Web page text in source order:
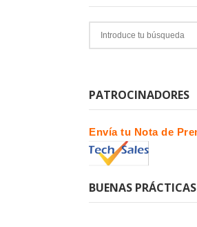
PATROCINADORES
Envía tu Nota de
BUENAS PRÁCTICAS